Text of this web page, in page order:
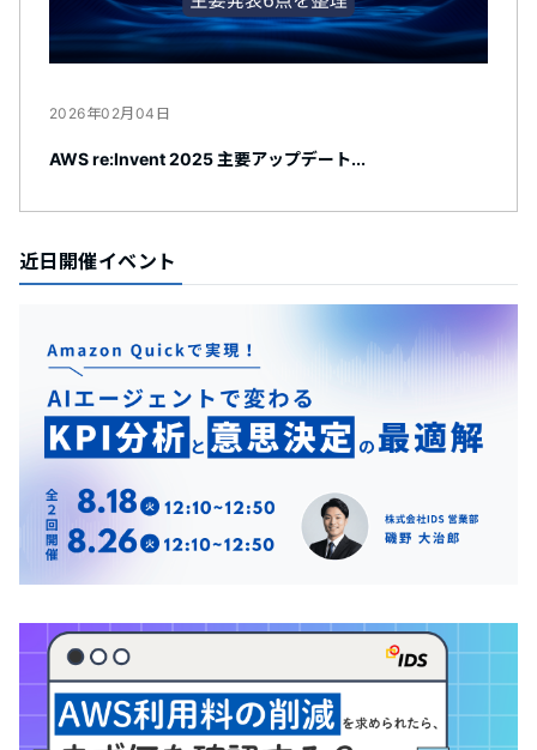
2026年02月04日
AWS re:Invent 2025 主要アップデート...
近日開催イベント